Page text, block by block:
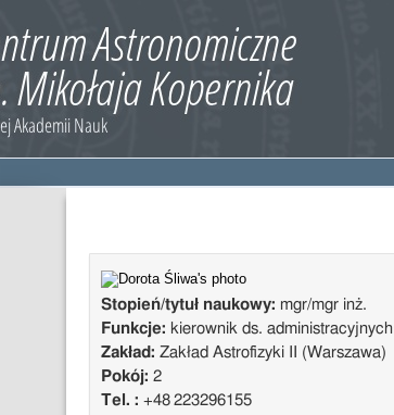
Stopień/tytuł naukowy: mgr/mgr inż.
Funkcje: kierownik ds. administracyjnych
Zakład: Zakład Astrofizyki II (Warszawa)
Pokój: 2
Tel. : +48 223296155